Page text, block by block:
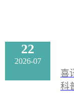
22
2026-07
喜
科